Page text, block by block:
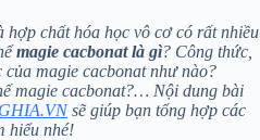
hợp chất hóa học vô cơ có rất nhiều
magie cacbonat là gì? Công thức,
magie cacbonat như nào?
magie cacbonat?… Nội dung bài
sẽ giúp bạn tổng hợp các
hiểu nhé!